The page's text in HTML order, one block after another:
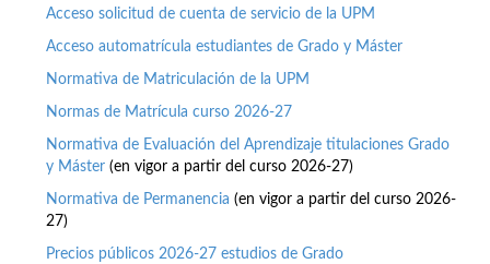
Acceso solicitud de cuenta de servicio de la UPM
Acceso automatrícula estudiantes de Grado y Máster
Normativa de Matriculación de la UPM
Normas de Matrícula curso 2026-27
Normativa de Evaluación del Aprendizaje titulaciones Grado
y Máster (en vigor a partir del curso 2026-27)
Normativa de Permanencia (en vigor a partir del curso 2026-
27)
Precios públicos 2026-27 estudios de Grado